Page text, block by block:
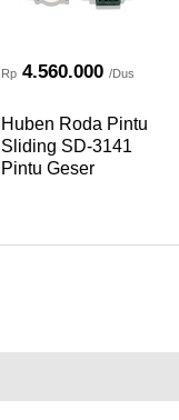
Rp 4.560.000 /Dus
Huben Roda Pintu
Sliding SD-3141
Pintu Geser